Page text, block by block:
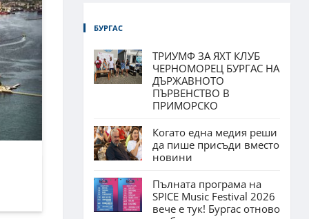
БУРГАС
ТРИУМФ ЗА ЯХТ КЛУБ
ЧЕРНОМОРЕЦ БУРГАС НА
ДЪРЖАВНОТО
ПЪРВЕНСТВО В
ПРИМОРСКО
Когато една медия реши
да пише присъди вместо
новини
Пълната програма на
SPICE Music Festival 2026
вече е тук! Бургас отново